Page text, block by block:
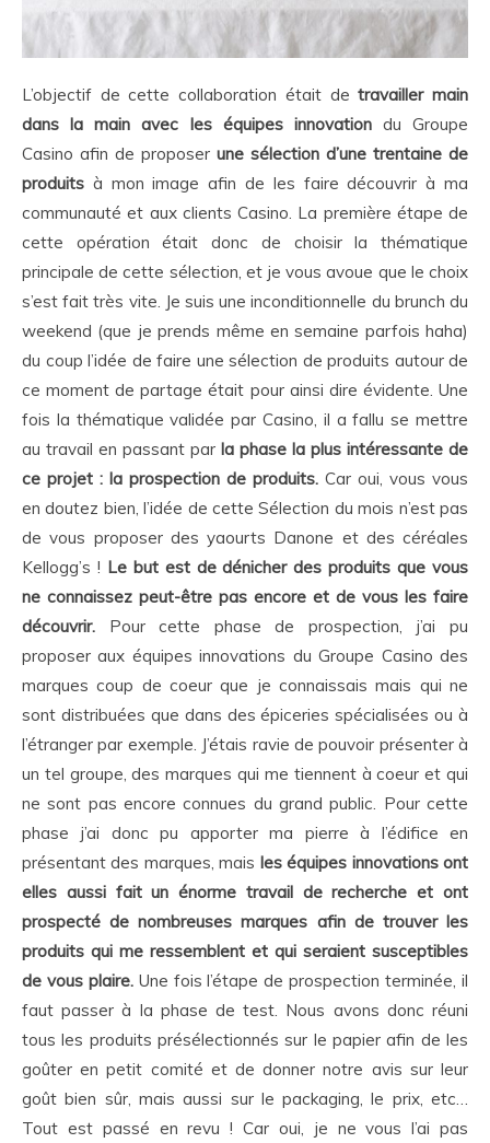
L’objectif de cette collaboration était detravailler main
dans la main avec les équipes innovationdu Groupe
Casino afin de proposer une sélection d’une trentaine de
produits à mon image afin de les faire découvrir à ma
communauté et aux clients Casino. La première étape de
cette opération était donc de choisir la thématique
principale de cette sélection, et je vous avoue que le choix
s’est fait très vite. Je suis une inconditionnelle du brunch du
weekend (que je prends même en semaine parfois haha)
du coup l’idée de faire une sélection de produits autour de
ce moment de partage était pour ainsi dire évidente. Une
fois la thématique validée par Casino, il a fallu se mettre
au travail en passant par la phase la plus intéressante de
ce projet : la prospection de produits. Car oui, vous vous
en doutez bien, l’idée de cette Sélection du mois n’est pas
de vous proposer des yaourts Danone et des céréales
Kellogg’s ! Le but est de dénicher des produits que vous
ne connaissez peut-être pas encore et de vous les faire
découvrir. Pour cette phase de prospection, j’ai pu
proposer aux équipes innovations du Groupe Casino des
marques coup de coeur que je connaissais mais qui ne
sont distribuées que dans des épiceries spécialisées ou à
l’étranger par exemple. J’étais ravie de pouvoir présenter à
un tel groupe, des marques qui me tiennent à coeur et qui
ne sont pas encore connues du grand public. Pour cette
phase j’ai donc pu apporter ma pierre à l’édifice en
présentant des marques, mais les équipes innovations ont
elles aussi fait un énorme travail de recherche et ont
prospecté de nombreuses marques afin de trouver les
produits qui me ressemblent et qui seraient susceptibles
de vous plaire.Une fois l’étape de prospection terminée, il
faut passer à la phase de test. Nous avons donc réuni
tous les produits présélectionnés sur le papier afin de les
goûter en petit comité et de donner notre avis sur leur
goût bien sûr, mais aussi sur le packaging, le prix, etc…
Tout est passé en revu ! Car oui, je ne vous l’ai pas